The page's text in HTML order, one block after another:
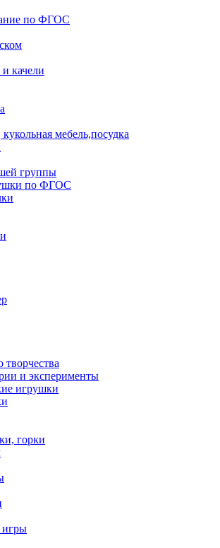
по ФГОС
качели
мебель,посудка
группы
по ФГОС
творчества
и эксперименты
игрушки
горки